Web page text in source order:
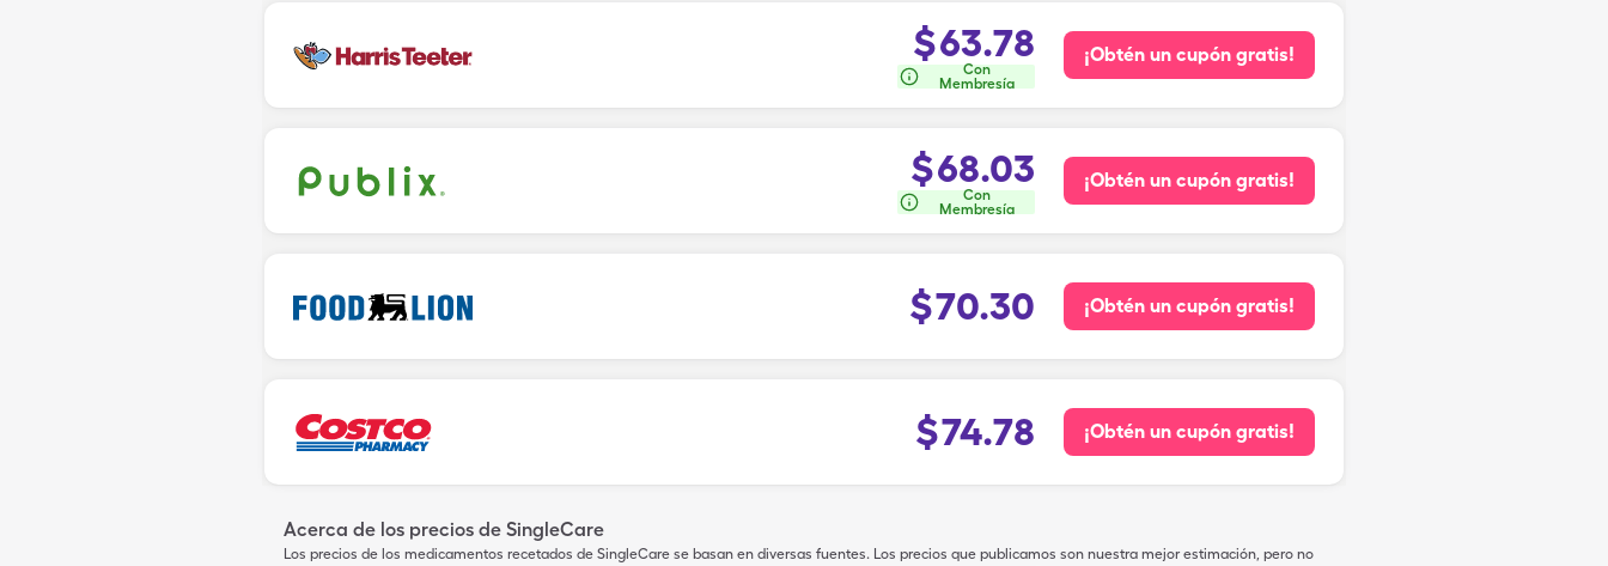
$63.78
Con
Membresía
¡Obtén un cupón gratis!
$68.03
Con
Membresía
¡Obtén un cupón gratis!
$70.30 ¡Obtén un cupón gratis!
$74.78 ¡Obtén un cupón gratis!
Acerca de los precios de SingleCare
Los precios de los medicamentos recetados de SingleCare se basan en diversas fuentes. Los precios que publicamos son nuestra mejor estimación, pero no